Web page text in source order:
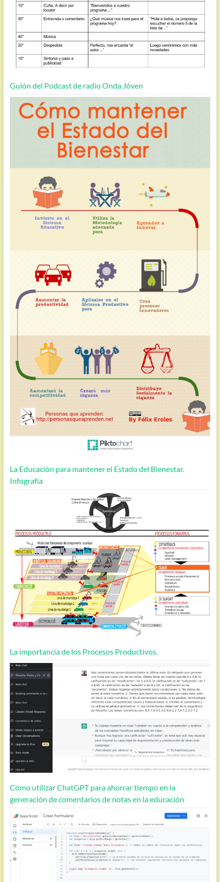
Guión del Podcast de radio Onda Jóven
La Educación para mantener el Estado del Bienestar.
Infografía
La importancia de los Procesos Productivos.
Cómo utilizar ChatGPT para ahorrar tiempo en la
generación de comentarios de notas en la educación